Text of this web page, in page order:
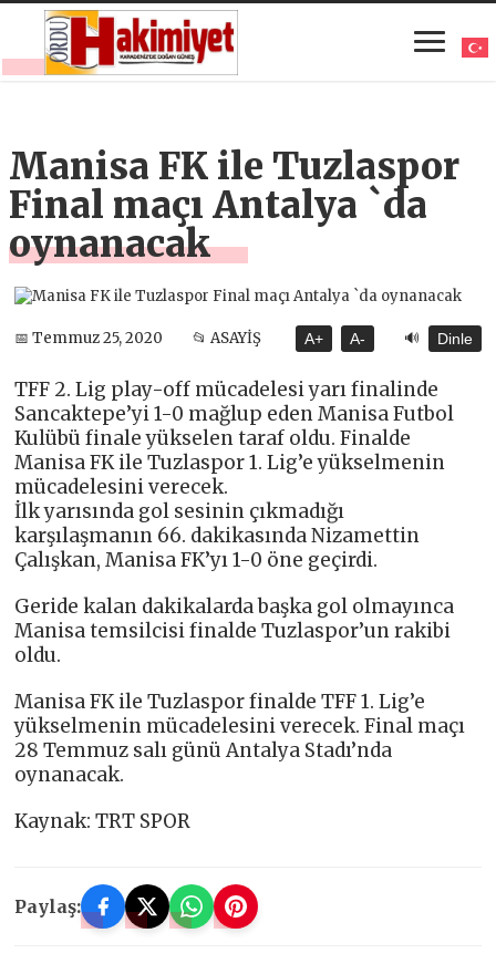
Manisa FK ile Tuzlaspor
Final maçı Antalya `da
oynanacak
📅 Temmuz 25, 2020 📂 ASAYİŞ A+ A- 🔊 Dinle
TFF 2. Lig play-off mücadelesi yarı finalinde
Sancaktepe’yi 1-0 mağlup eden Manisa Futbol
Kulübü finale yükselen taraf oldu. Finalde
Manisa FK ile Tuzlaspor 1. Lig’e yükselmenin
mücadelesini verecek.
İlk yarısında gol sesinin çıkmadığı
karşılaşmanın 66. dakikasında Nizamettin
Çalışkan, Manisa FK’yı 1-0 öne geçirdi.
Geride kalan dakikalarda başka gol olmayınca
Manisa temsilcisi finalde Tuzlaspor’un rakibi
oldu.
Manisa FK ile Tuzlaspor finalde TFF 1. Lig’e
yükselmenin mücadelesini verecek. Final maçı
28 Temmuz salı günü Antalya Stadı’nda
oynanacak.
Kaynak: TRT SPOR
Paylaş: